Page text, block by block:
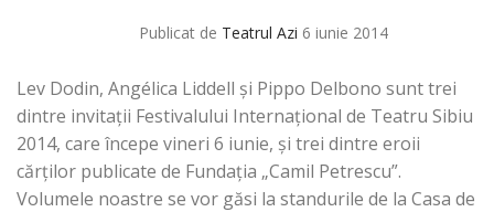
Publicat de Teatrul Azi 6 iunie 2014
Lev Dodin, Angélica Liddell și Pippo Delbono sunt trei
dintre invitații Festivalului Internațional de Teatru Sibiu
2014, care începe vineri 6 iunie, și trei dintre eroii
cărților publicate de Fundația „Camil Petrescu”.
Volumele noastre se vor găsi la standurile de la Casa de